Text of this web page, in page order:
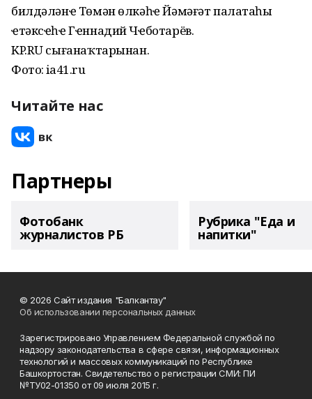
билдәләнҽ Төмән өлкәһҽ Йәмәғәт палатаһы
ҽтәксҽһҽ Гҽннадий Чҽботарёв.
KP.RU сығанаҡтарынан.
Фото: ia41.ru
Читайте нас
Партнеры
Фотобанк
журналистов РБ
Рубрика "Еда и
напитки"
© 2026 Сайт издания "Балкантау"
Об использовании персональных данных
Зарегистрировано Управлением Федеральной службой по
надзору законодательства в сфере связи, информационных
технологий и массовых коммуникаций по Республике
Башкортостан. Свидетельство о регистрации СМИ: ПИ
№ТУ02-01350 от 09 июля 2015 г.